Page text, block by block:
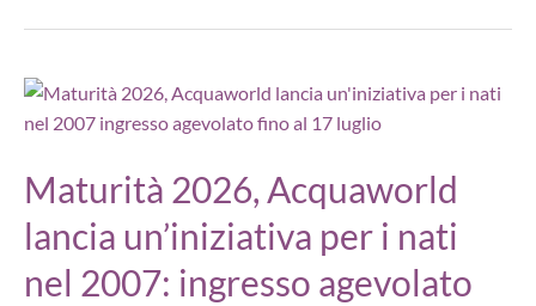
4
a
WorldHotels
Maturità 2026, Acquaworld
lancia un’iniziativa per i nati
nel 2007: ingresso agevolato